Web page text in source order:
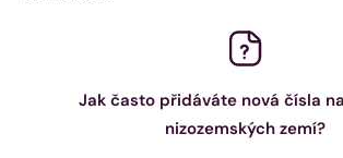
Jak často přidáváte nová čísla
nizozemských zemí?